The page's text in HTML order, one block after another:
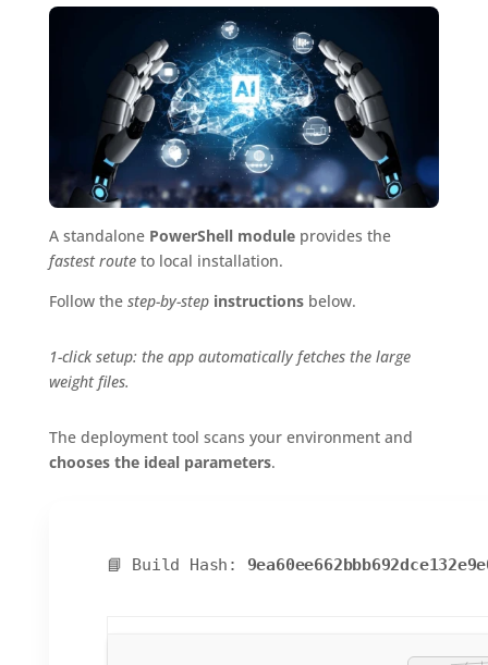
A standalone PowerShell moduleprovides the
fastest routeto local installation.
Follow the step-by-step instructionsbelow.
1-click setup: the app automatically fetches the large
weight files.
The deployment tool scans your environment and
chooses the ideal parameters.
📘 Build Hash: